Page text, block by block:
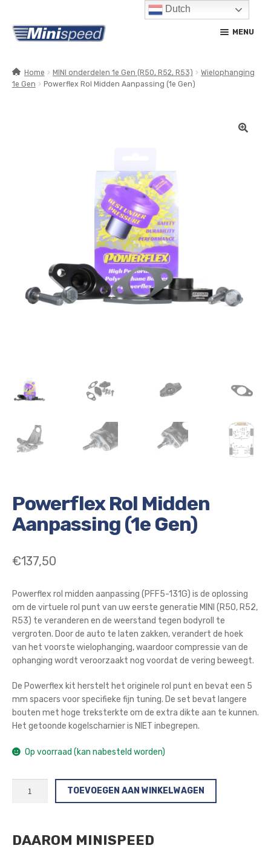
Ga
door
navigatie
Ga
naar
inhoud
MENU
Home MINI onderdelen 1e Gen (R50, R52, R53)
Wielophanging
1e Gen
Powerflex Rol Midden Aanpassing (1e Gen)
Powerflex Rol Midden
Aanpassing (1e Gen)
€137,50
Powerflex rol midden aanpassing (PFF5-131G) is de oplossing
om de virtuele rol punt van uw eerste generatie MINI (R50, R52,
R53) te veranderen en de weerstand tegen bodyroll te
vergroten. Door de auto te laten zakken, verandert de hoek
van het voorste wielophanging, waardoor compressie van de
ophanging wordt veroorzaakt nog voordat de vering beweegt.
De Powerflex kit herstelt het originele rol punt en bevat een 5
mm spacers voor specifieke fijn tuning. De set bevat langere
bouten met hoge treksterkte om de extra dikte aan te kunnen.
Het getoonde kogelscharnier is NIET inbegrepen.
Op voorraad (kan nabesteld worden)
(1e
TOEVOEGEN AAN WINKELWAGEN
DAAROM MINISPEED
Dutch